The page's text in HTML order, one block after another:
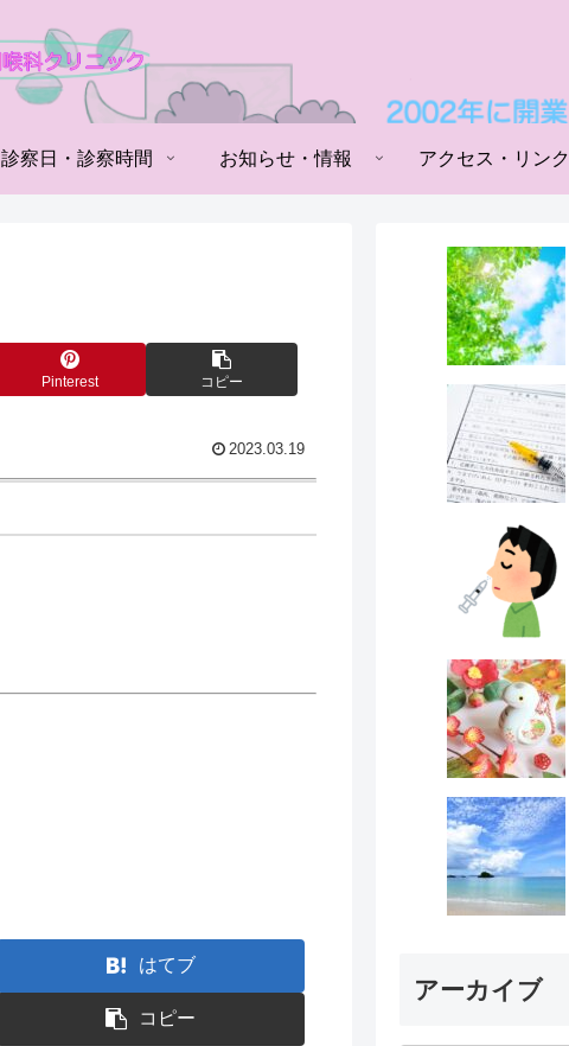
診察日・診察時間 お知らせ・情報 アクセス・リンク
Pinterest コピー
2023.03.19
はてブ
コピー
アーカイブ